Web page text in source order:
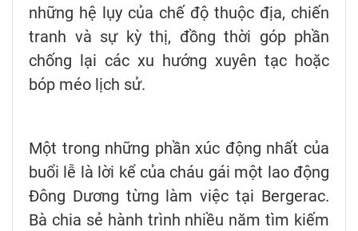
những hệ lụy của chế độ thuộc địa, chiến
tranh và sự kỳ thị, đồng thời góp phần
chống lại các xu hướng xuyên tạc hoặc
bóp méo lịch sử.
Một trong những phần xúc động nhất của
buổi lễ là lời kể của cháu gái một lao động
Đông Dương từng làm việc tại Bergerac.
Bà chia sẻ hành trình nhiều năm tìm kiếm